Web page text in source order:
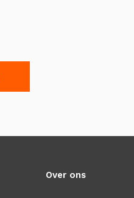
Over ons